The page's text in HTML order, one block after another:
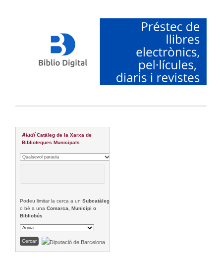
Aladí Catàleg de la Xarxa de
Biblioteques Municipals
Podeu limitar la cerca a unSubcatàleg
o bé a unaComarca, Municipi o
Bibliobús